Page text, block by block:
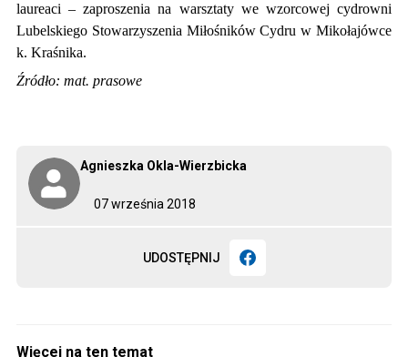
07 września 2018
Agnieszka Okla-Wierzbicka
UDOSTĘPNIJ
laureaci – zaproszenia na warsztaty we wzorcowej cydrowni
Lubelskiego Stowarzyszenia Miłośników Cydru w Mikołajówce
k. Kraśnika.
Źródło: mat. prasowe